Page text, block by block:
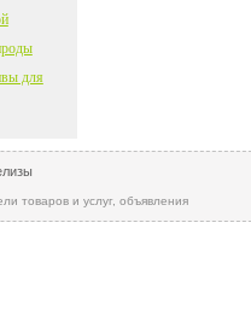
для
товаров и услуг, объявления